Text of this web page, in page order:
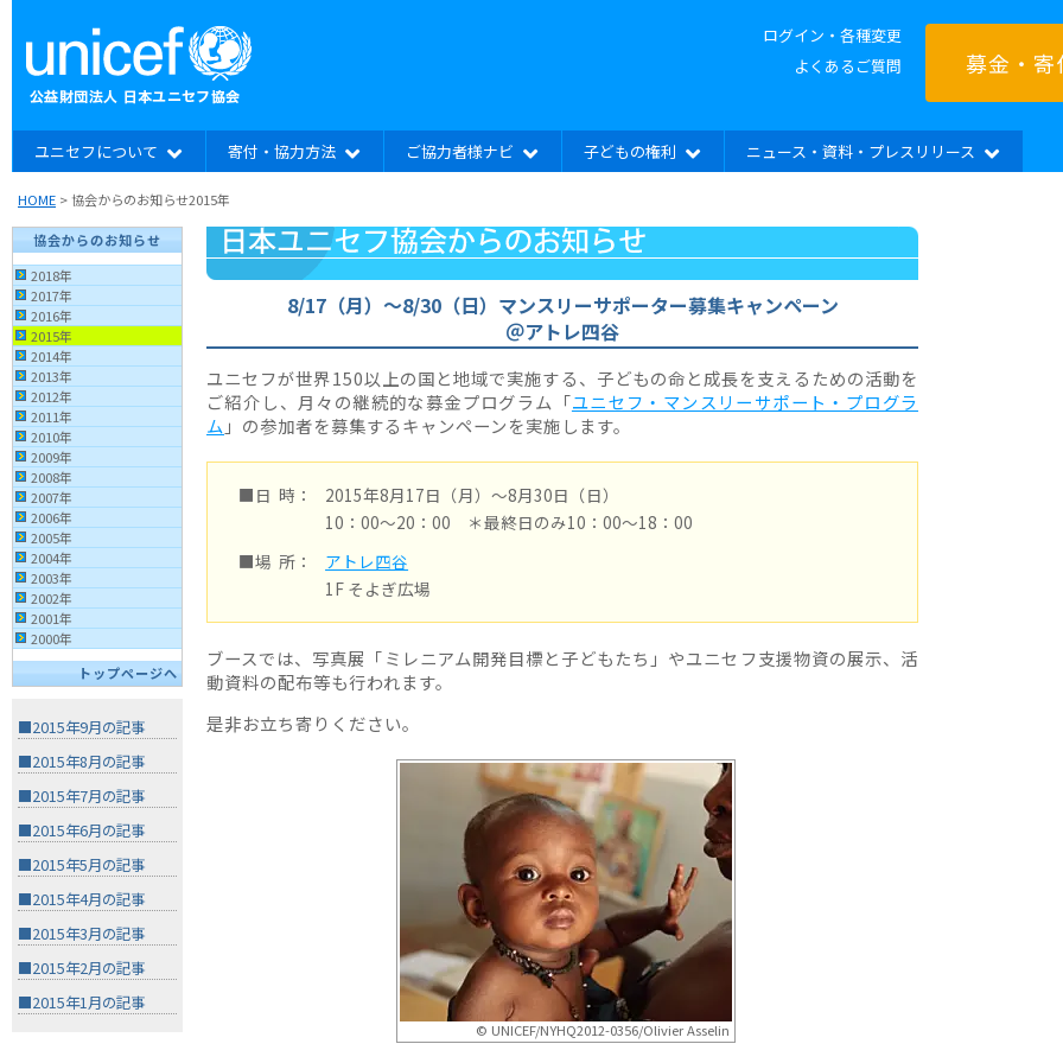
ログイン・各種変更
よくあるご質問
募金・寄
ユニセフについて 寄付・協力方法 ご協力者様ナビ 子どもの権利 ニュース・資料・プレスリリース
HOME > 協会からのお知らせ2015年
協会からのお知らせ
2018年
2017年
2016年
2015年
2014年
2013年
2012年
2011年
2010年
2009年
2008年
2007年
2006年
2005年
2004年
2003年
2002年
2001年
2000年
トップページへ
■2015年9月の記事
■2015年8月の記事
■2015年7月の記事
■2015年6月の記事
■2015年5月の記事
■2015年4月の記事
■2015年3月の記事
■2015年2月の記事
■2015年1月の記事
8/17（月）〜8/30（日）マンスリーサポーター募集キャンペーン
＠アトレ四谷
ユニセフが世界150以上の国と地域で実施する、子どもの命と成長を支えるための活動を
ご紹介し、月々の継続的な募金プログラム「ユニセフ・マンスリーサポート・プログラ
ム 」の参加者を募集するキャンペーンを実施します。
■日 時：
2015年8月17日（月）〜8月30日（日）
10：00〜20：00 ＊最終日のみ10：00〜18：00
■場 所：
アトレ四谷
1F そよぎ広場
ブースでは、写真展「ミレニアム開発目標と子どもたち」やユニセフ支援物資の展示、活
動資料の配布等も行われます。
是非お立ち寄りください。
© UNICEF/NYHQ2012-0356/Olivier Asselin